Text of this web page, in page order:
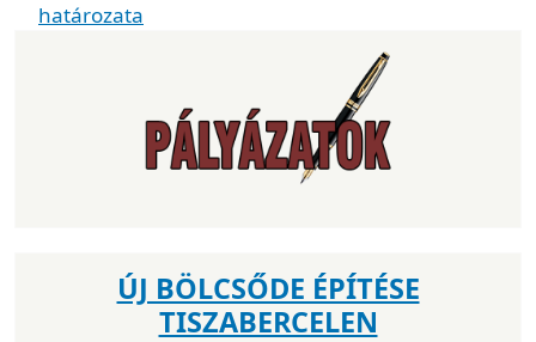
határozata
ÚJ BÖLCSŐDE ÉPÍTÉSE
TISZABERCELEN